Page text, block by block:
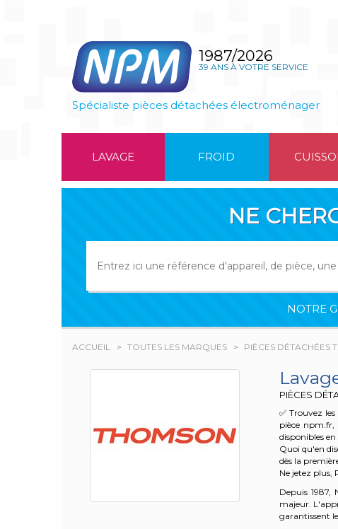
1987/2026
39 ANS À VOTRE SERVICE
Spécialiste pièces détachées électroménager
LAVAGE FROID
NE
NOTRE
ACCUEIL TOUTES LES MARQUES PIÈCES DÉTACHÉES
PIÈCES
✅ Trouvez
pièce npm.fr,
disponibles en
Quoi qu'en
dès la
Ne jetez plus,
Depuis
majeur.
garantissent